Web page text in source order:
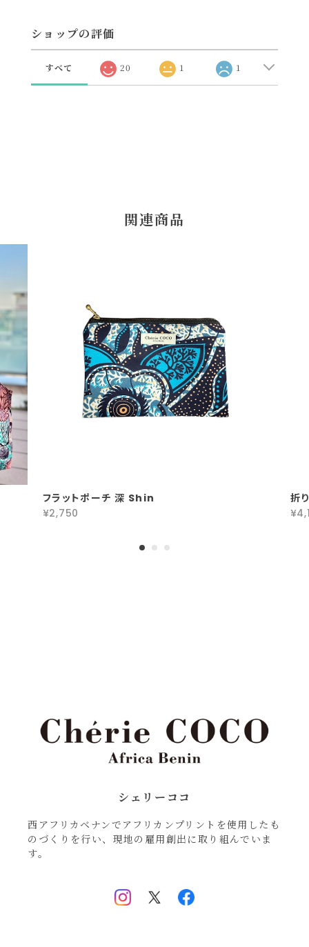
ショップの評価
すべて 20 1 1
関連商品
フラットポーチ 深 Shin
¥2,750
折
シェリーココ
西アフリカベナンでアフリカンプリントを使用したも
のづくりを行い、現地の雇用創出に取り組んでいま
す。